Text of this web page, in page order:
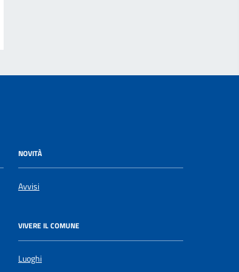
NOVITÀ
Avvisi
VIVERE IL COMUNE
Luoghi